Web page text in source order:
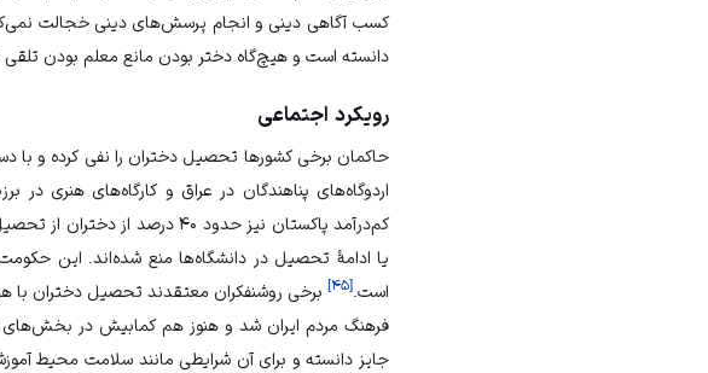
کسب آگاهی دینی و انجام پرسش‌های دینی خجالت
دانسته است و هیچ‌گاه دختر بودن مانع معلم بودن
رویکرد اجتماعی
حاکمان برخی کشورها تحصیل دختران را نفی کرده و با
اردوگاه‌های پناهندگان در عراق و کارگاه‌های هنری
کم‌درآمد پاکستان نیز حدود ۴۰
یا ادامهٔ تحصیل در دانشگاه‌ها منع شده‌اند. این
است.[۴۵] برخی روشنفکران معتقدند تحصیل دختران با
فرهنگ مردم ایران شد و هنوز هم کمابیش در بخش‌های
جایز دانسته و برای آن شرایطی مانند سلامت محیط